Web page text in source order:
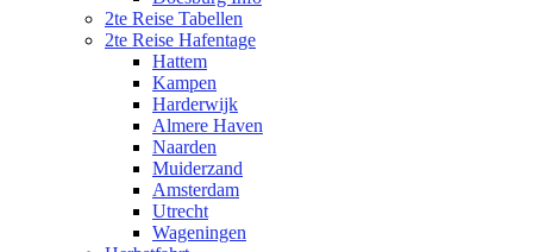
2te Reise Tabellen
2te Reise Hafentage
Hattem
Kampen
Harderwijk
Almere Haven
Naarden
Muiderzand
Amsterdam
Utrecht
Wageningen